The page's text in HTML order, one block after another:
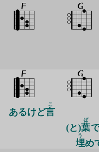
あるけど言
こ
(と)葉
ば
埋
う
め